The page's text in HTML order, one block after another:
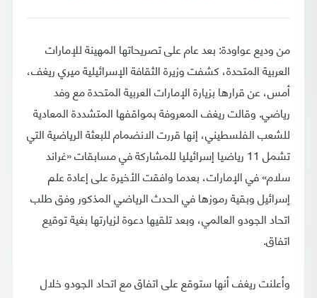
من وديع عواودة: بعد عام على تصريحاتها المهينة للإمارات
العربية المتحدة، كشفت وزيرة الثقافة الإسرائيلية ميري ريغف،
أمس، عن قرارها بزيارة الإمارات العربية المتحدة مع وفد
رياضي. وقالت ريغف المعروفة بمواقفها المتشددة المعادية
للشعب الفلسطيني، إنها قررت الانضمام للبعثة الرياضية التي
تشمل 11 رياضيا إسرائيليا للمشاركة في مسابقات «غراند
سلام» في الإمارات، بعدما وافقت الأخيرة على إعادة علم
إسرائيل وبقية رموزها في الحدث الرياضي المذكور وفق طلب
اتحاد الجودو العالمي، وبعد تلقيها دعوة لزيارتها بغية توقيع
اتفاق.
وأعلنت ريغف أنها ستوقع على اتفاق مع اتحاد الجودو خلال